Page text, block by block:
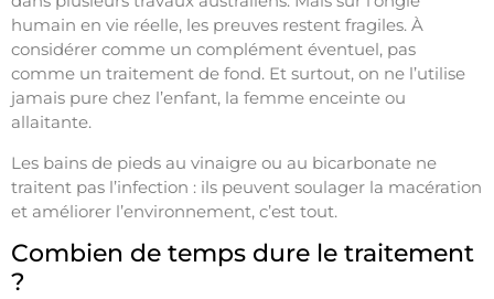
humain en vie réelle, les preuves restent fragiles. À
considérer comme un complément éventuel, pas
comme un traitement de fond. Et surtout, on ne l’utilise
jamais pure chez l’enfant, la femme enceinte ou
allaitante.
Les bains de pieds au vinaigre ou au bicarbonate ne
traitent pas l’infection : ils peuvent soulager la macération
et améliorer l’environnement, c’est tout.
Combien de temps dure le traitement
?